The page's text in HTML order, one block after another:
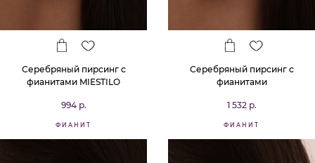
Серебряный пирсинг с
фианитами MIESTILO
994 р.
ФИАНИТ
Серебряный пирсинг с
фианитами
1 532 р.
ФИАНИТ